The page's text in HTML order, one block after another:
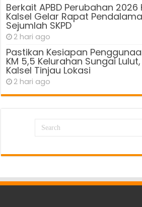
Berkait APBD Perubahan 2026
Kalsel Gelar Rapat
Sejumlah SKPD
2 hari ago
Pastikan Kesiapan
KM 5,5 Kelurahan Sungai Lulut,
Kalsel Tinjau Lokasi
2 hari ago